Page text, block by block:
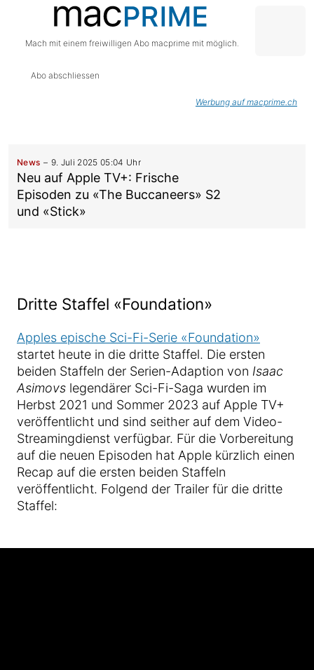
Mach mit einem freiwilligen Abo macprime mit möglich.
Abo abschliessen
Werbung auf macprime.ch
News 9. Juli 2025 05:04 Uhr
Neu auf Apple TV+: Frische
Episoden zu «The Buccaneers» S2
und «Stick»
Dritte Staffel «Foundation»
Apples epische Sci-Fi-Serie «Foundation»
startet heute in die dritte Staffel. Die ersten
beiden Staffeln der Serien-Adaption von Isaac
Asimovs legendärer Sci-Fi-Saga wurden im
Herbst 2021 und Sommer 2023 auf Apple TV+
veröffentlicht und sind seither auf dem Video-
Streamingdienst verfügbar. Für die Vorbereitung
auf die neuen Episoden hat Apple kürzlich einen
Recap auf die ersten beiden Staffeln
veröffentlicht. Folgend der Trailer für die dritte
Staffel: